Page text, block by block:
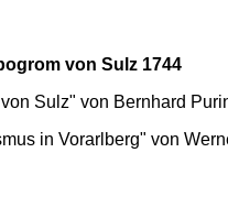
von Sulz 1744
Sulz" von Bernhard
in Vorarlberg" von